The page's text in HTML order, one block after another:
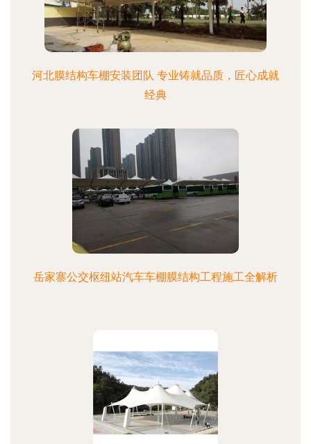
河北膜结构车棚安装团队 专业铸就品质，匠心成就
经典
岳家寨公交枢纽站汽车车棚膜结构工程施工全解析